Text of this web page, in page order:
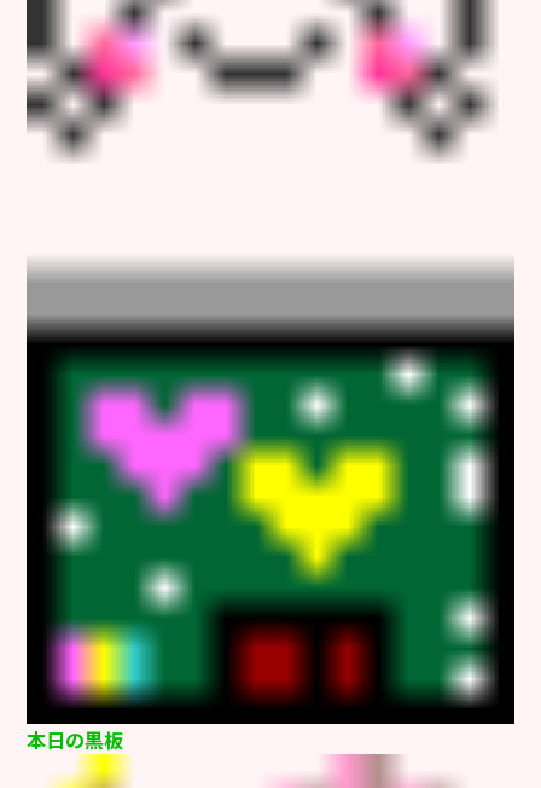
本日の黒板